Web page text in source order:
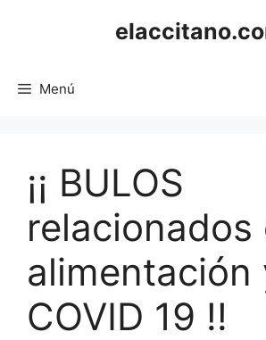
Menú
¡¡ BULOS
relacionados
alimentación
COVID 19 !!